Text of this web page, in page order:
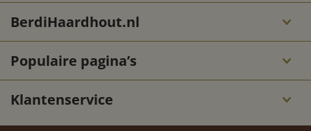
BerdiHaardhout.nl
Populaire pagina’s
Klantenservice